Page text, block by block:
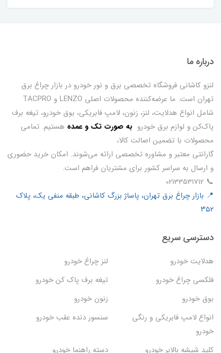
درباره ما
لنزو کاشانی فروشگاه تخصصی برق و نور خودرو در بازار چراغ برق
تهران است. ما عرضه‌کننده محصولات اصلی LENZO و TACPRO
شامل انواع هدلایت، لنز، زنون، لامپ فابریکی، بوق خودرو، تیغه برف
پاک‌کن و لوازم برق خودرو به صورت تک و عمده هستیم. تمامی
محصولات با تضمین اصالت کالا،
گارانتی معتبر و مشاوره تخصصی ارائه می‌شوند. امکان خرید حضوری
و ارسال به سراسر کشور برای مشتریان فراهم است.
📞 02133531712
📍 بازار چراغ برق تهران، پاساژ بزرگ کاشانی، طبقه منفی یک، پلاک
۳۵۲
دسترسی سریع
هدلایت خودرو
لنز چراغ خودرو
فلکسی چراغ خودرو
تیغه برف پاک کن خودرو
بوق خودرو
زنون خودرو
انواع لامپ فابریکی و رنگی
خودرو
سنسور دنده عقب خودرو
کلید شیشه بالابر خودرو دسته راهنما خودرو